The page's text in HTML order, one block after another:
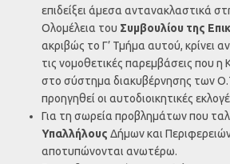
επιδείξει άμεσα αντανακλαστικά
Ολομέλεια του Συμβουλίου της
ακριβώς το Γ’ Τμήμα αυτού, κρίνει
τις νομοθετικές παρεμβάσεις που
στο σύστημα διακυβέρνησης των
προηγηθεί οι αυτοδιοικητικές
Για τη σωρεία προβλημάτων που
Υπαλλήλους Δήμων και
αποτυπώνονται ανωτέρω.